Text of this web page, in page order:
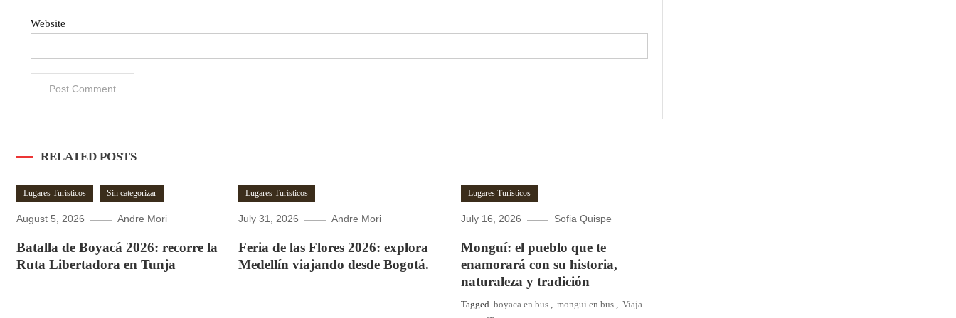
Website
RELATED POSTS
Lugares Turísticos Sin categorizar
August 5, 2026 Andre Mori
Batalla de Boyacá 2026: recorre la
Ruta Libertadora en Tunja
Lugares Turísticos
July 31, 2026 Andre Mori
Feria de las Flores 2026: explora
Medellín viajando desde Bogotá.
Lugares Turísticos
July 16, 2026 Sofia Quispe
Monguí: el pueblo que te
enamorará con su historia,
naturaleza y tradición
Tagged boyaca en bus , mongui en bus , Viaja